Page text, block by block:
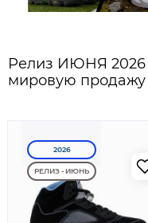
Релиз ИЮНЯ
мировую продажу
2026
РЕЛИЗ - ИЮНЬ